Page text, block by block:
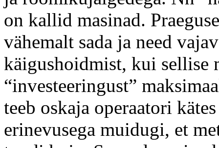
on kallid masinad.
vähemalt sada ja need
käigushoidmist, kui sellise
“investeeringust”
teeb oskaja operaatori
erinevusega muidugi, et